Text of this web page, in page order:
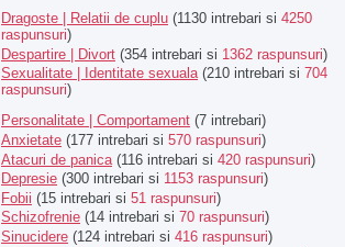
Dragoste | Relatii de cuplu (1130 intrebari si 4250
raspunsuri)
Despartire | Divort (354 intrebari si 1362 raspunsuri)
Sexualitate | Identitate sexuala(210 intrebari si 704
raspunsuri)
Personalitate | Comportament (7 intrebari)
Anxietate (177 intrebari si 570 raspunsuri)
Atacuri de panica (116 intrebari si 420 raspunsuri)
Depresie (300 intrebari si 1153 raspunsuri)
Fobii (15 intrebari si 51 raspunsuri)
Schizofrenie (14 intrebari si 70 raspunsuri)
Sinucidere (124 intrebari si 416 raspunsuri)